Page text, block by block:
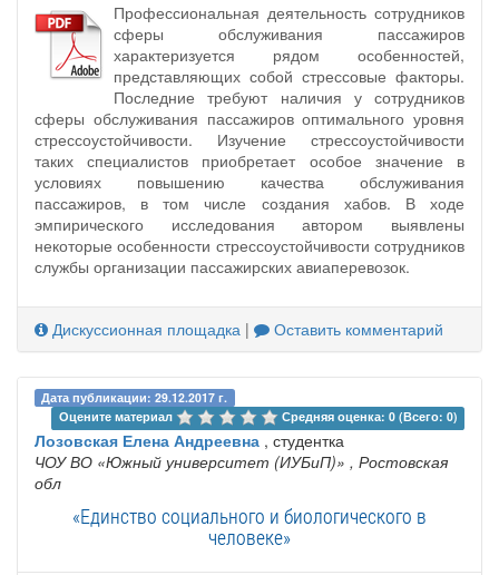
Профессиональная деятельность сотрудников
сферы обслуживания пассажиров
характеризуется рядом особенностей,
представляющих собой стрессовые факторы.
Последние требуют наличия у сотрудников
сферы обслуживания пассажиров оптимального уровня
стрессоустойчивости. Изучение стрессоустойчивости
таких специалистов приобретает особое значение в
условиях повышению качества обслуживания
пассажиров, в том числе создания хабов. В ходе
эмпирического исследования автором выявлены
некоторые особенности стрессоустойчивости сотрудников
службы организации пассажирских авиаперевозок.
Дискуссионная площадка | Оставить комментарий
Дата публикации: 29.12.2017 г.
Оцените материал
Средняя оценка: 0 (Всего: 0)
Лозовская Елена Андреевна , студентка
ЧОУ ВО «Южный университет (ИУБиП)» , Ростовская
обл
«Единство социального и биологического в
человеке»